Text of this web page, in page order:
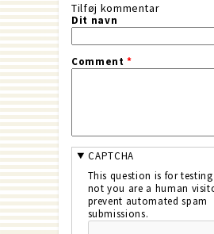
Tilføj kommentar
Dit navn
Comment*
CAPTCHA
This question is for
not you are a human
prevent automated spam
submissions.